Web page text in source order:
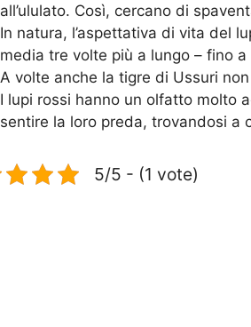
all’ululato. Così, cercano di
In natura, l’aspettativa di vita del
media tre volte più a lungo – fino a
A volte anche la tigre di Ussuri
I lupi rossi hanno un olfatto molto
sentire la loro preda, trovandosi a
5/5 - (1 vote)